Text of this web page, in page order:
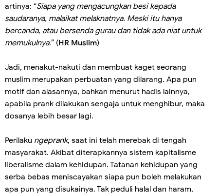
artinya: “Siapa yang mengacungkan besi kepada
saudaranya, malaikat melaknatnya. Meski itu hanya
bercanda, atau bersenda gurau dan tidak ada niat untuk
memukulnya.” (HR Muslim)
Jadi, menakut-nakuti dan membuat kaget seorang
muslim merupakan perbuatan yang dilarang. Apa pun
motif dan alasannya, bahkan menurut hadis lainnya,
apabila prank dilakukan sengaja untuk menghibur, maka
dosanya lebih besar lagi.
Perilaku ngeprank, saat ini telah merebak di tengah
masyarakat. Akibat diterapkannya sistem kapitalisme
liberalisme dalam kehidupan. Tatanan kehidupan yang
serba bebas meniscayakan siapa pun boleh melakukan
apa pun yang disukainya. Tak peduli halal dan haram,